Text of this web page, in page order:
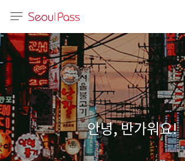
体)
안녕, 반가워요!